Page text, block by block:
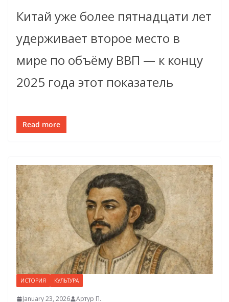
Китай уже более пятнадцати лет
удерживает второе место в
мире по объёму ВВП — к концу
2025 года этот показатель
Read more
ИСТОРИЯ КУЛЬТУРА
January 23, 2026 Артур П.